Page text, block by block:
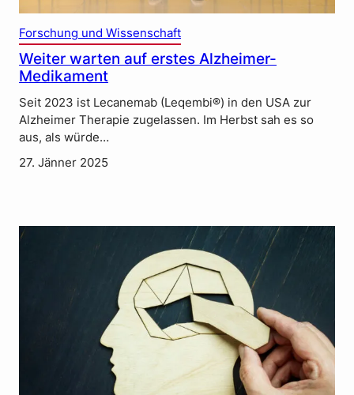
Forschung und Wissenschaft
Weiter warten auf erstes Alzheimer-
Medikament
Seit 2023 ist Lecanemab (Leqembi®) in den USA zur
Alzheimer Therapie zugelassen. Im Herbst sah es so
aus, als würde…
27. Jänner 2025